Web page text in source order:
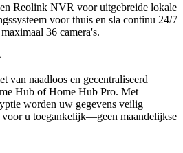
Reolink NVR voor uitgebreide lokale
voor thuis en sla continu 24/7
36 camera's.
van naadloos en gecentraliseerd
Hub of Home Hub Pro. Met
worden uw gegevens veilig
voor u toegankelijk—geen maandelijkse